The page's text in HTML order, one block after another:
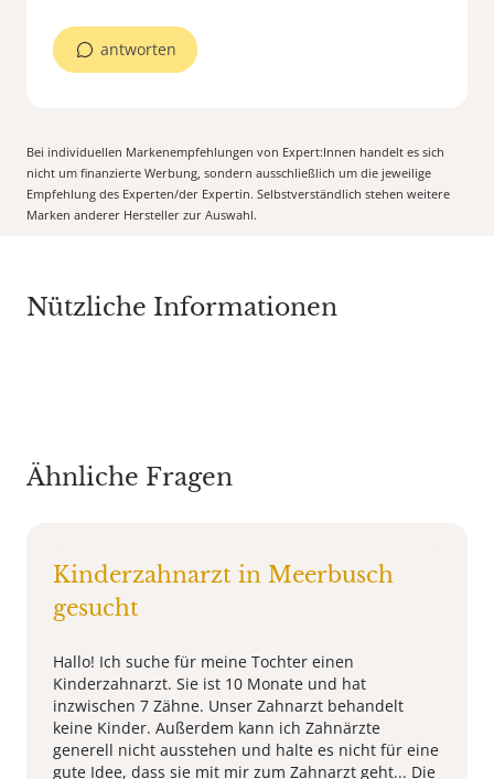
antworten
Bei individuellen Markenempfehlungen von Expert:Innen handelt es sich
nicht um finanzierte Werbung, sondern ausschließlich um die jeweilige
Empfehlung des Experten/der Expertin. Selbstverständlich stehen weitere
Marken anderer Hersteller zur Auswahl.
Nützliche Informationen
Ähnliche Fragen
Kinderzahnarzt in Meerbusch
gesucht
Hallo! Ich suche für meine Tochter einen
Kinderzahnarzt. Sie ist 10 Monate und hat
inzwischen 7 Zähne. Unser Zahnarzt behandelt
keine Kinder. Außerdem kann ich Zahnärzte
generell nicht ausstehen und halte es nicht für eine
gute Idee, dass sie mit mir zum Zahnarzt geht... Die